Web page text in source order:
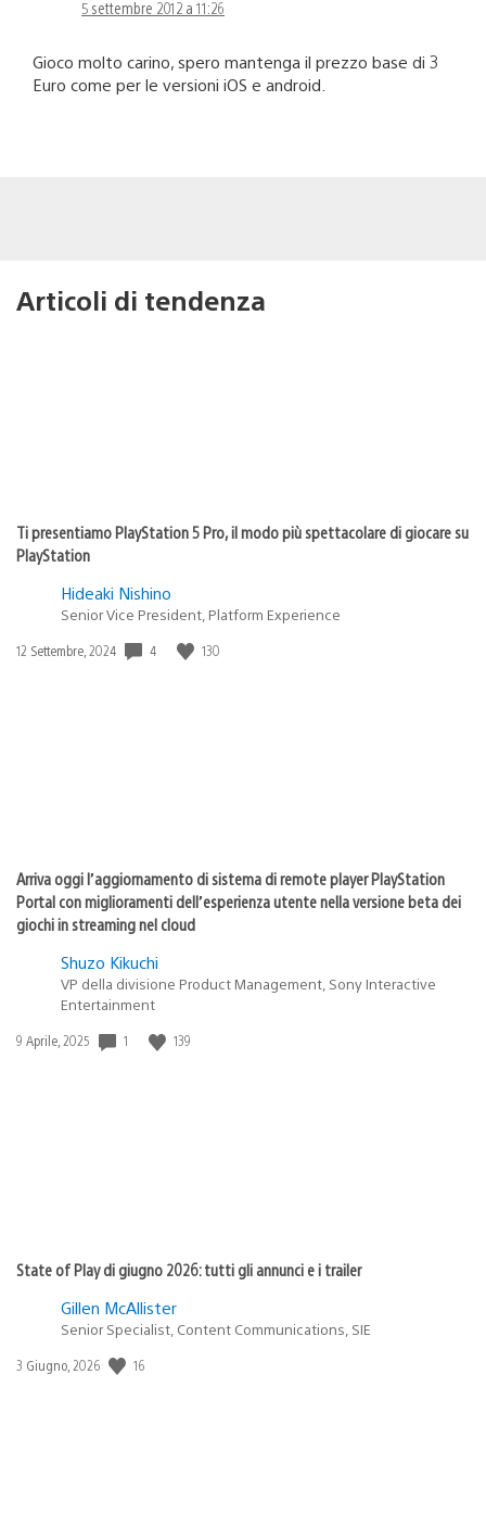
5 settembre 2012 a 11:26
Gioco molto carino, spero mantenga il prezzo base di 3
Euro come per le versioni iOS e android.
Articoli di tendenza
Ti presentiamo PlayStation 5 Pro, il modo più spettacolare di giocare su
PlayStation
Hideaki Nishino
Senior Vice President, Platform Experience
Data
12 Settembre, 2024 4 130
Arriva oggi l’aggiornamento di sistema di remote player PlayStation
Portal con miglioramenti dell’esperienza utente nella versione beta dei
giochi in streaming nel cloud
Shuzo Kikuchi
VP della divisione Product Management, Sony Interactive
Entertainment
Data
9 Aprile, 2025 1 139
State of Play di giugno 2026: tutti gli annunci e i trailer
Gillen McAllister
Senior Specialist, Content Communications, SIE
Data
3 Giugno, 2026 16